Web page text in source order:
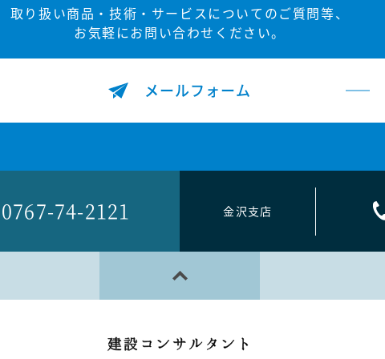
取り扱い商品・技術・サービスについてのご質問等、
お気軽にお問い合わせください。
メールフォーム
0767-74-2121 金沢支店